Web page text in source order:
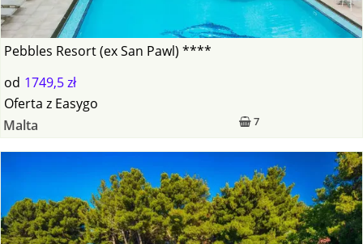
Pebbles Resort (ex San Pawl) ****
od 1749,5 zł
7
Oferta z Easygo
Malta